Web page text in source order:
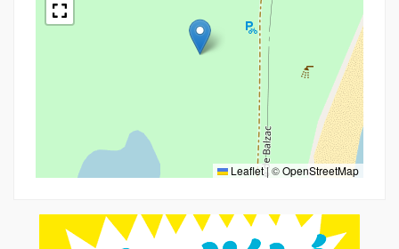
Leaflet|©OpenStreetMap